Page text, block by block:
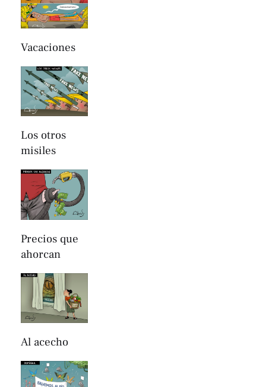
Vacaciones
Los otros
misiles
Precios que
ahorcan
Al acecho